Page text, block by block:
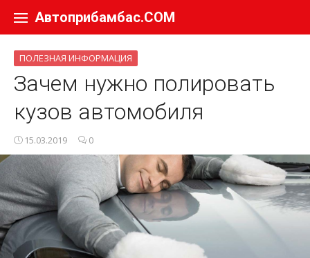
Автоприбамбас.COM
ПОЛЕЗНАЯ ИНФОРМАЦИЯ
Зачем нужно полировать
кузов автомобиля
15.03.2019 0